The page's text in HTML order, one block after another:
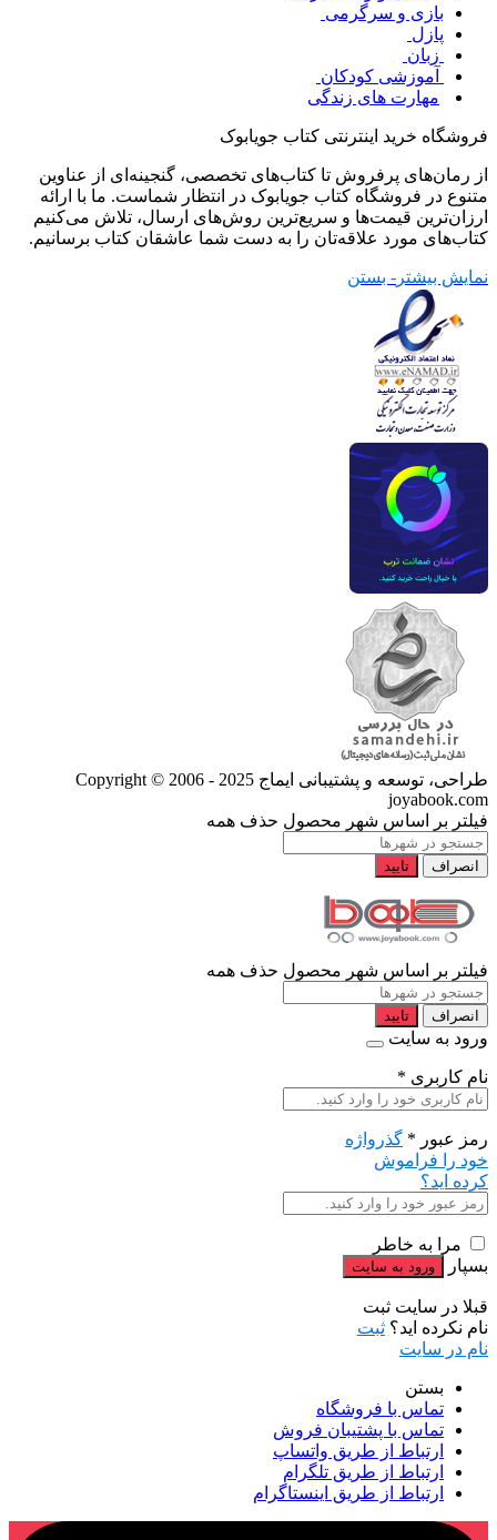
بازی و سرگرمی
پازل
زبان
آموزشی کودکان
مهارت های زندگی
فروشگاه خرید اینترنتی کتاب جویابوک
از رمان‌های پرفروش تا کتاب‌های تخصصی، گنجینه‌ای از عناوین
متنوع در فروشگاه کتاب جویابوک در انتظار شماست. ما با ارائه
ارزان‌ترین قیمت‌ها و سریع‌ترین روش‌های ارسال، تلاش می‌کنیم
کتاب‌های مورد علاقه‌تان را به دست شما عاشقان کتاب برسانیم.
نمایش بیشتر - بستن
طراحی، توسعه و پشتیبانی ایماج Copyright © 2006 - 2025
joyabook.com
فیلتر بر اساس شهر محصول حذف همه
انصراف تایید
فیلتر بر اساس شهر محصول حذف همه
انصراف تایید
ورود به سایت
نام کاربری *
رمز عبور * گذرواژه
خود را فراموش
کرده اید؟
مرا به خاطر
بسپار
قبلا در سایت ثبت
نام نکرده اید؟ ثبت
نام در سایت
بستن
تماس با فروشگاه
تماس با پشتیبان فروش
ارتباط از طریق واتساپ
ارتباط از طریق تلگرام
ارتباط از طریق اینستاگرام